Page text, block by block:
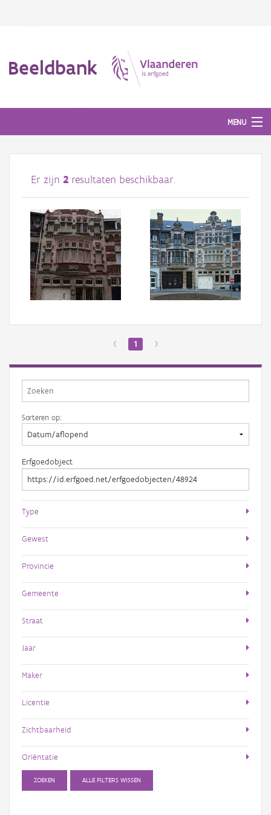
Beeldbank
MENU
Afbeeldingen
#BeeldIndeKijker
Hergebruik
Over ons
Aanmelden
Er zijn 2 resultaten beschikbaar.
‹ 1 ›
Sorteren op:
Erfgoedobject
Type
Gewest
Provincie
Gemeente
Straat
Jaar
Maker
Licentie
Zichtbaarheid
Oriëntatie
ZOEKEN ALLE FILTERS WISSEN